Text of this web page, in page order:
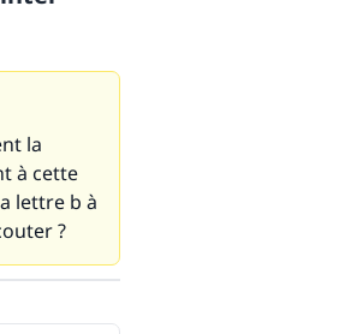
la
à cette
lettre b à
?